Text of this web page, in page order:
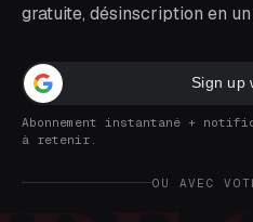
gratuite, désinscription en
Sign up
Abonnement instantané +
à retenir.
OU AVEC